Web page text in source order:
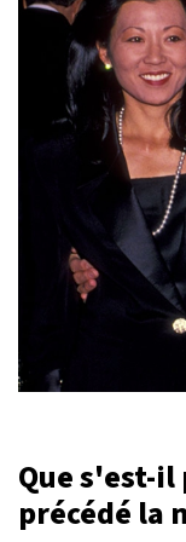
Que s'est-il
précédé la